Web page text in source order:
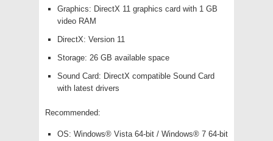
Graphics: DirectX 11 graphics card with 1 GB
video RAM
DirectX: Version 11
Storage: 26 GB available space
Sound Card: DirectX compatible Sound Card
with latest drivers
Recommended:
OS: Windows® Vista 64-bit / Windows® 7 64-bit